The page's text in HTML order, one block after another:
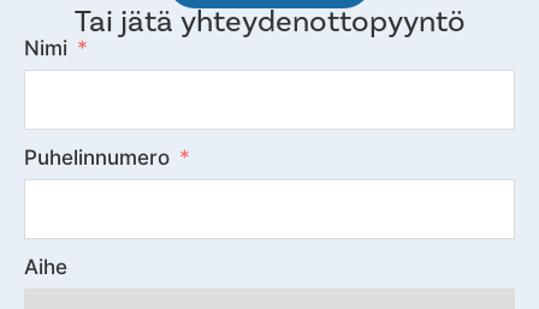
Tai jätä yhteydenottopyyntö
Nimi
Puhelinnumero
Aihe